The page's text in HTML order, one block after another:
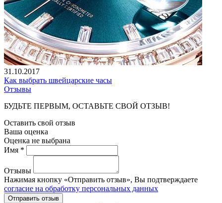
31.10.2017
Как выбрать швейцарские часы
Отзывы
БУДЬТЕ ПЕРВЫМ, ОСТАВЬТЕ СВОЙ ОТЗЫВ!
Оставить свой отзыв
Ваша оценка
Оценка не выбрана
Имя *
Отзывы
Нажимая кнопку «Отправить отзыв», Вы подтверждаете
согласие на обработку персональных данных
Отправить отзыв